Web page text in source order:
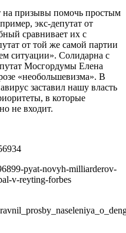
на призывы помочь простым
экс-депутат от
сравнивает их с
от той же самой партии
ситуации». Солидарна с
Мосгордумы Елена
«необольшевизма». В
заставил нашу власть
в которые
не входит.
pyat-novyh-milliarderov-
v-reyting-forbes